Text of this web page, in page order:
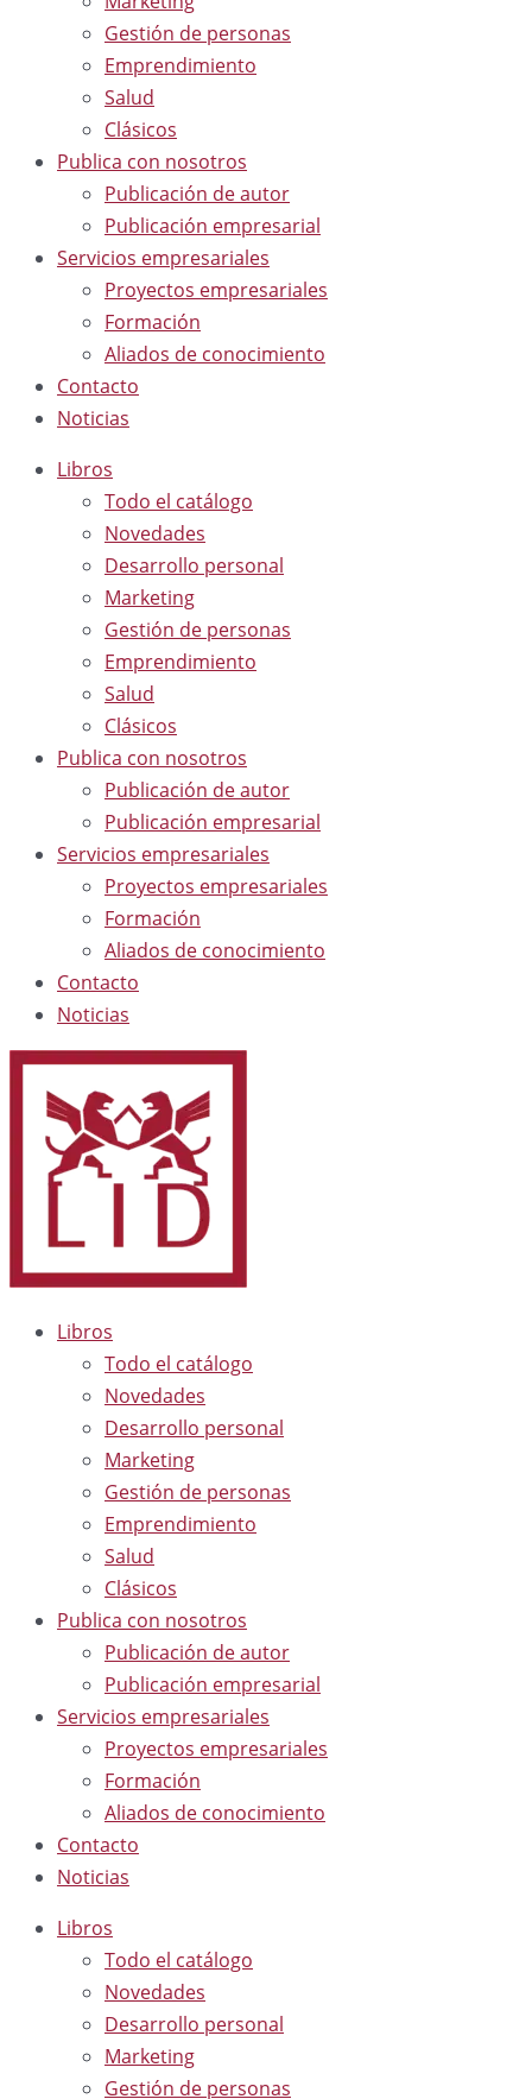
Gestión de personas
Emprendimiento
Salud
Clásicos
Publica con nosotros
Publicación de autor
Publicación empresarial
Servicios empresariales
Proyectos empresariales
Formación
Aliados de conocimiento
Contacto
Noticias
Libros
Todo el catálogo
Novedades
Desarrollo personal
Marketing
Gestión de personas
Emprendimiento
Salud
Clásicos
Publica con nosotros
Publicación de autor
Publicación empresarial
Servicios empresariales
Proyectos empresariales
Formación
Aliados de conocimiento
Contacto
Noticias
Libros
Todo el catálogo
Novedades
Desarrollo personal
Marketing
Gestión de personas
Emprendimiento
Salud
Clásicos
Publica con nosotros
Publicación de autor
Publicación empresarial
Servicios empresariales
Proyectos empresariales
Formación
Aliados de conocimiento
Contacto
Noticias
Libros
Todo el catálogo
Novedades
Desarrollo personal
Marketing
Gestión de personas